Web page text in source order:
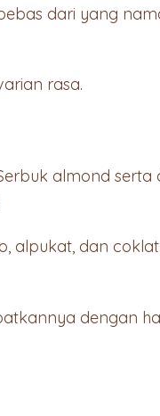
dari yang
rasa.
almond serta
alpukat, dan
dengan